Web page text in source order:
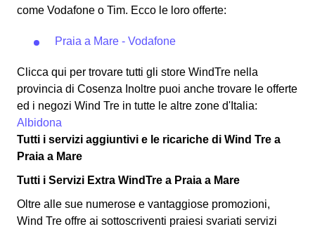
come Vodafone o Tim. Ecco le loro offerte:
Praia a Mare - Vodafone
Clicca qui per trovare tutti gli store WindTre nella
provincia di Cosenza Inoltre puoi anche trovare le offerte
ed i negozi Wind Tre in tutte le altre zone d'Italia:
Albidona
Tutti i servizi aggiuntivi e le ricariche di Wind Tre a
Praia a Mare
Tutti i Servizi Extra WindTre a Praia a Mare
Oltre alle sue numerose e vantaggiose promozioni,
Wind Tre offre ai sottoscriventi praiesi svariati servizi